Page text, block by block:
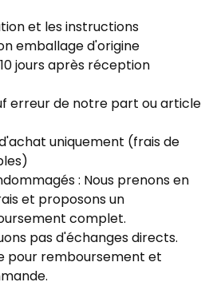
et les instructions
emballage d'origine
jours après réception
erreur de notre part ou article
uniquement (frais de
: Nous prenons en
et proposons un
complet.
pas d'échanges directs.
pour remboursement et